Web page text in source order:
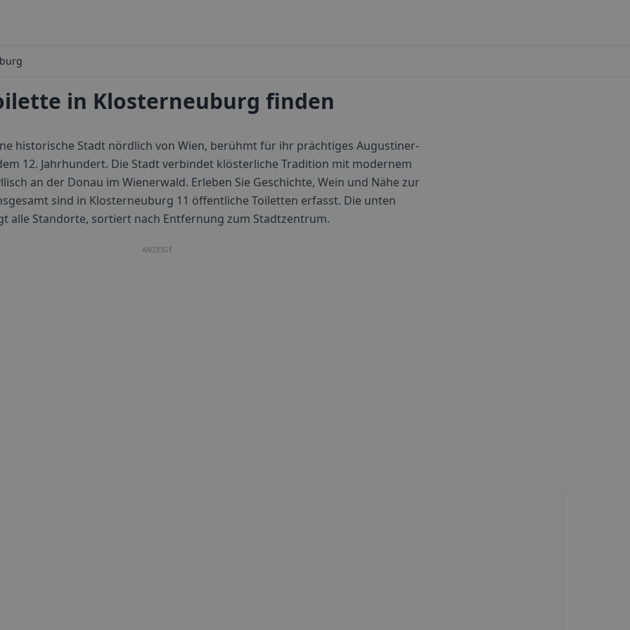
in Klosterneuburg finden
historische Stadt nördlich von Wien, berühmt für ihr prächtiges Augustiner-
12. Jahrhundert. Die Stadt verbindet klösterliche Tradition mit modernem
an der Donau im Wienerwald. Erleben Sie Geschichte, Wein und Nähe zur
sind in Klosterneuburg 11 öffentliche Toiletten erfasst. Die unten
alle Standorte, sortiert nach Entfernung zum Stadtzentrum.
ANZEIGE